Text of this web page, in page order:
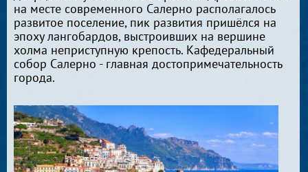
на месте современного Салерно располагалось
развитое поселение, пик развития пришёлся на
эпоху лангобардов, выстроивших на вершине
холма неприступную крепость. Кафедеральный
собор Салерно - главная достопримечательность
города.